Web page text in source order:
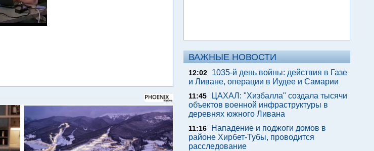
ВАЖНЫЕ НОВОСТИ
12:02
1035-й день войны: действия в Газе
и Ливане, операции в Иудее и Самарии
11:45
ЦАХАЛ: "Хизбалла" создала тысячи
объектов военной инфраструктуры в
деревнях южного Ливана
11:16
Нападение и поджоги домов в
районе Хирбет-Тубы, проводится
расследование